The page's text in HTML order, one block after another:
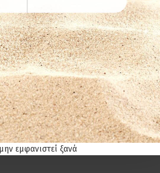
εμφανιστεί ξανά